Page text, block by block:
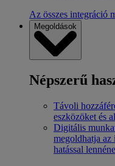
Az összes integráció
Megoldások
Népszerű
Távoli
eszközöket és
Digitális
megoldhatja
hatással